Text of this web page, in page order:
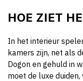
HOE ZIET
In het interieur
kamers zijn, net als
Dogon en gehuld in
moet de luxe duiden,